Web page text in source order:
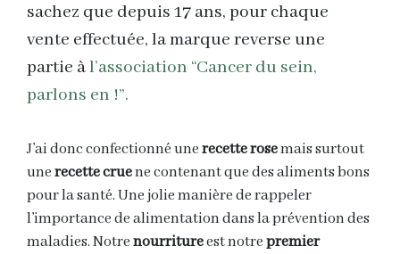
sachez que depuis 17 ans, pour chaque
vente effectuée, la marque reverse une
partie àl’association “Cancer du sein,
parlons en !”.
J’ai donc confectionné unerecette rosemais surtout
unerecette cruene contenant que des aliments bons
pour la santé. Une jolie manière de rappeler
l’importance de alimentation dans la prévention des
maladies. Notrenourritureest notrepremier